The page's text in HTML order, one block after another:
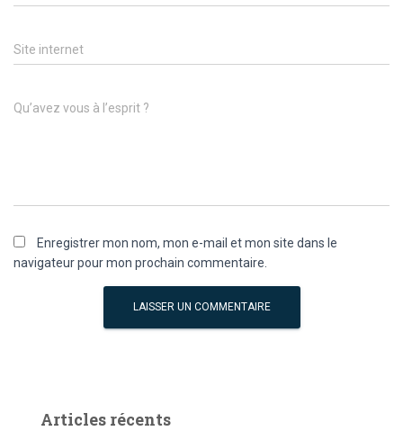
Site internet
Qu’avez vous à l’esprit ?
Enregistrer mon nom, mon e-mail et mon site dans le
navigateur pour mon prochain commentaire.
Articles récents